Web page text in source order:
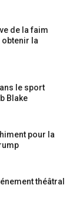
de la faim
obtenir la
le sport
Blake
pour la
théâtral